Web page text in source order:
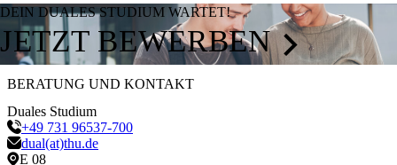
DEIN DUALES STUDIUM WARTET!
JETZT BEWERBEN
BERATUNG UND KONTAKT
Duales Studium
+49 731 96537-700
dual(at)thu.de
E 08